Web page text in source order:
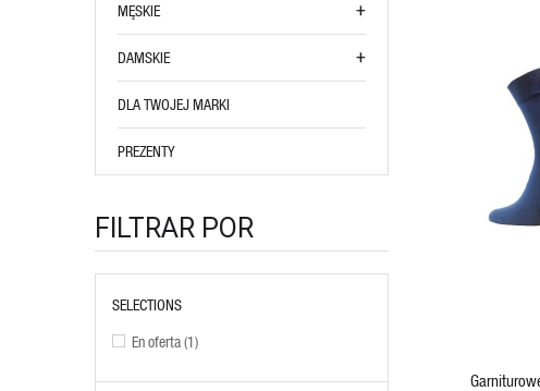
MĘSKIE
DAMSKIE
DLA TWOJEJ MARKI
PREZENTY
FILTRAR POR
SELECTIONS
En oferta(1)